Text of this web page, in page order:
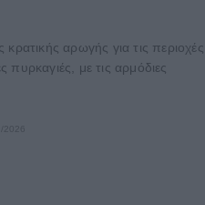
κρατικής αρωγής για τις περιοχές
με τις αρμόδιες